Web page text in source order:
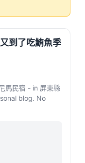
到了吃鮪魚季
馬民宿 - in 屏東縣
blog. No